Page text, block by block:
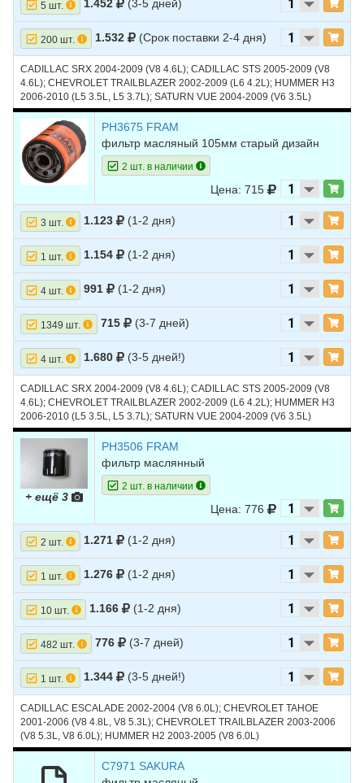
5 шт. 1.452 (3-5 дней)
200 шт. 1.532 (Срок поставки 2-4 дня)
CADILLAC SRX 2004-2009 (V8 4.6L); CADILLAC STS 2005-2009 (V8
4.6L); CHEVROLET TRAILBLAZER 2002-2009 (L6 4.2L); HUMMER H3
2006-2010 (L5 3.5L, L5 3.7L); SATURN VUE 2004-2009 (V6 3.5L)
PH3675 FRAM
фильтр масляный 105мм старый дизайн
2 шт. в наличии
Цена: 715
3 шт. 1.123 (1-2 дня)
1 шт. 1.154 (1-2 дня)
4 шт. 991 (1-2 дня)
1349 шт. 715 (3-7 дней)
4 шт. 1.680 (3-5 дней!)
CADILLAC SRX 2004-2009 (V8 4.6L); CADILLAC STS 2005-2009 (V8
4.6L); CHEVROLET TRAILBLAZER 2002-2009 (L6 4.2L); HUMMER H3
2006-2010 (L5 3.5L, L5 3.7L); SATURN VUE 2004-2009 (V6 3.5L)
+ ещё 3
PH3506 FRAM
фильтр маслянный
2 шт. в наличии
Цена: 776
2 шт. 1.271 (1-2 дня)
1 шт. 1.276 (1-2 дня)
10 шт. 1.166 (1-2 дня)
482 шт. 776 (3-7 дней)
1 шт. 1.344 (3-5 дней!)
CADILLAC ESCALADE 2002-2004 (V8 6.0L); CHEVROLET TAHOE
2001-2006 (V8 4.8L, V8 5.3L); CHEVROLET TRAILBLAZER 2003-2006
(V8 5.3L, V8 6.0L); HUMMER H2 2003-2005 (V8 6.0L)
C7971 SAKURA